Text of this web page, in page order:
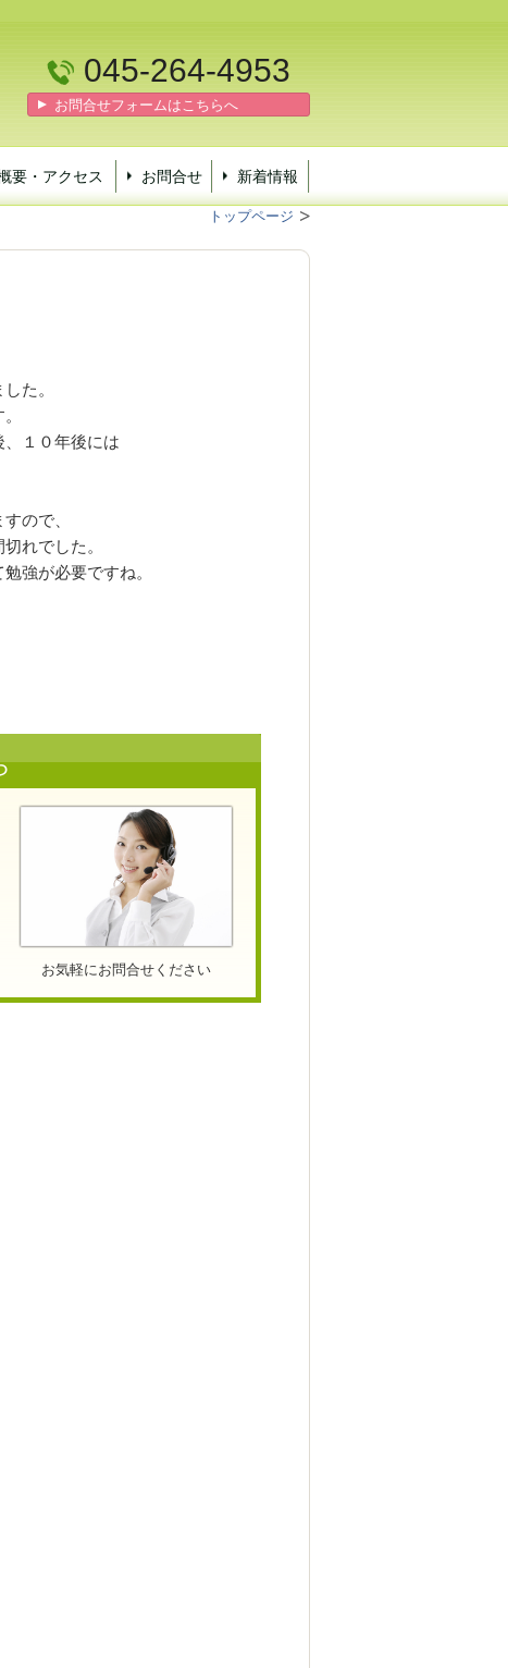
045-264-4953
お問合せフォームはこちらへ
要・アクセス お問合せ 新着情報
トップページ
た。
１０年後には
ので、
れでした。
強が必要ですね。
お気軽にお問合せください